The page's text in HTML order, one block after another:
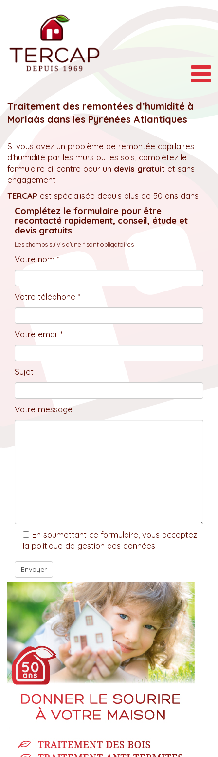
Traitement des remontées d’humidité à
Morlaàs dans les Pyrénées Atlantiques
Si vous avez un problème de remontée capillaires
d’humidité par les murs ou les sols, complétez le
formulaire ci-contre pour un devis gratuit et sans
engagement.
TERCAP est spécialisée depuis plus de 50 ans dans
Complétez le formulaire pour être
recontacté rapidement, conseil, étude et
devis gratuits
Les champs suivis d'une * sont obligatoires
Votre nom *
Votre téléphone *
Votre email *
Sujet
Votre message
En soumettant ce formulaire, vous acceptez
la politique de gestion des données